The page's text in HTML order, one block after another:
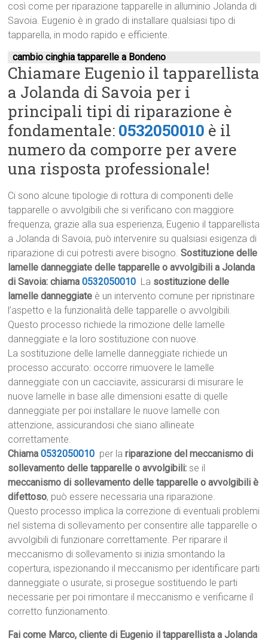
così come per riparazione tapparelle in alluminio Jolanda di
Savoia. Eugenio è in grado di installare qualsiasi tipo di
tapparella, in modo rapido e efficiente.
cambio cinghia tapparelle a Bondeno
Chiamare Eugenio il tapparellista
a Jolanda di Savoia per i
principali tipi di riparazione è
fondamentale: 0532050010 è il
numero da comporre per avere
una risposta professionale!
Ci sono alcune tipologie di rottura di componenti delle
tapparelle o avvolgibili che si verificano con maggiore
frequenza, grazie alla sua esperienza, Eugenio il tapparellista
a Jolanda di Savoia, può intervenire su qualsiasi esigenza di
riparazione di cui potresti avere bisogno.Sostituzione delle
lamelle danneggiate delle tapparelle o avvolgibili a Jolanda
di Savoia: chiama0532050010 La sostituzione delle
lamelle danneggiate è un intervento comune per ripristinare
l’aspetto e la funzionalità delle tapparelle o avvolgibili.
Questo processo richiede la rimozione delle lamelle
danneggiate e la loro sostituzione con nuove.
La sostituzione delle lamelle danneggiate richiede un
processo accurato: occorre rimuovere le lamelle
danneggiate con un cacciavite, assicurarsi di misurare le
nuove lamelle in base alle dimensioni esatte di quelle
danneggiate per poi installare le nuove lamelle con
attenzione, assicurandosi che siano allineate
correttamente.
Chiama0532050010 per lariparazione del meccanismo di
sollevamento delle tapparelle o avvolgibili: se il
meccanismo di sollevamento delle tapparelle o avvolgibili è
difettoso, può essere necessaria una riparazione.
Questo processo implica la correzione di eventuali problemi
nel sistema di sollevamento per consentire alle tapparelle o
avvolgibili di funzionare correttamente. Per riparare il
meccanismo di sollevamento si inizia smontando la
copertura, ispezionando il meccanismo per identificare parti
danneggiate o usurate, si prosegue sostituendo le parti
necessarie per poi rimontare il meccanismo e verificarne il
corretto funzionamento.
Fai come Marco, cliente di Eugenio il tapparellista a Jolanda